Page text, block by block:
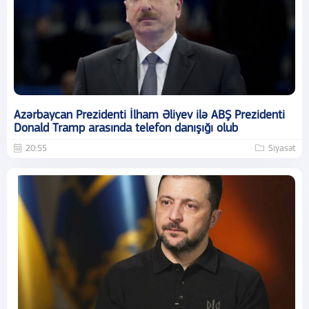
Azərbaycan Prezidenti İlham Əliyev ilə ABŞ Prezidenti
Donald Tramp arasında telefon danışığı olub
20:55 Siyasət